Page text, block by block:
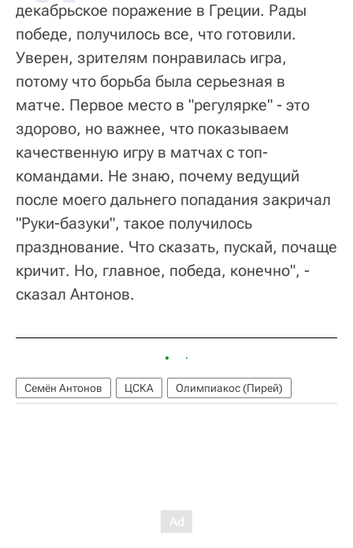
декабрьское поражение в Греции. Рады
победе, получилось все, что готовили.
Уверен, зрителям понравилась игра,
потому что борьба была серьезная в
матче. Первое место в "регулярке" - это
здорово, но важнее, что показываем
качественную игру в матчах с топ-
командами. Не знаю, почему ведущий
после моего дальнего попадания закричал
"Руки-базуки", такое получилось
празднование. Что сказать, пускай, почаще
кричит. Но, главное, победа, конечно", -
сказал Антонов.
Семён Антонов ЦСКА Олимпиакос (Пирей)